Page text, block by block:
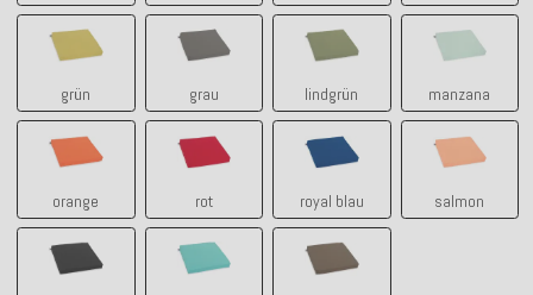
grün
grün
grau
grau
lindgrün
lindgrün
manzana
manzana
orange
orange
rot
rot
royal blau
royal blau
salmon
salmon
schwarz türkis tabacco